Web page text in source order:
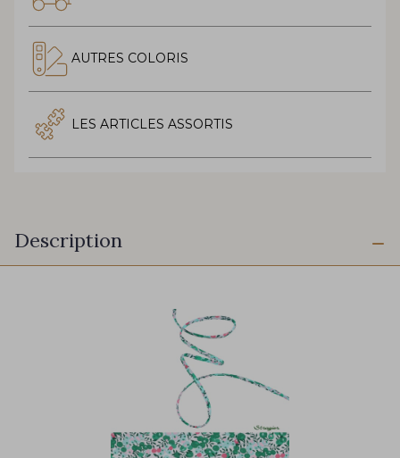
AUTRES COLORIS
LES ARTICLES ASSORTIS
Description